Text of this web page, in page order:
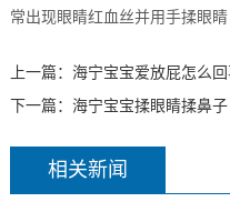
常出现眼睛红血丝并用手揉眼睛
上一篇： 海宁宝宝爱放屁怎么
下一篇： 海宁宝宝揉眼睛揉鼻子
相关新闻